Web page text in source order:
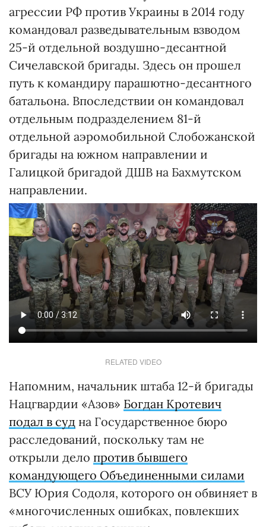
агрессии РФ против Украины в 2014 году
командовал разведывательным взводом
25-й отдельной воздушно-десантной
Сичелавской бригады. Здесь он прошел
путь к командиру парашютно-десантного
батальона. Впоследствии он командовал
отдельным подразделением 81-й
отдельной аэромобильной Слобожанской
бригады на южном направлении и
Галицкой бригадой ДШВ на Бахмутском
направлении.
RELATED VIDEO
Напомним, начальник штаба 12-й бригады
Нацгвардии «Азов» Богдан Кротевич
подал в суд на Государственное бюро
расследований, поскольку там не
открыли дело против бывшего
командующего Объединенными силами
ВСУ Юрия Содоля, которого он обвиняет в
«многочисленных ошибках, повлекших